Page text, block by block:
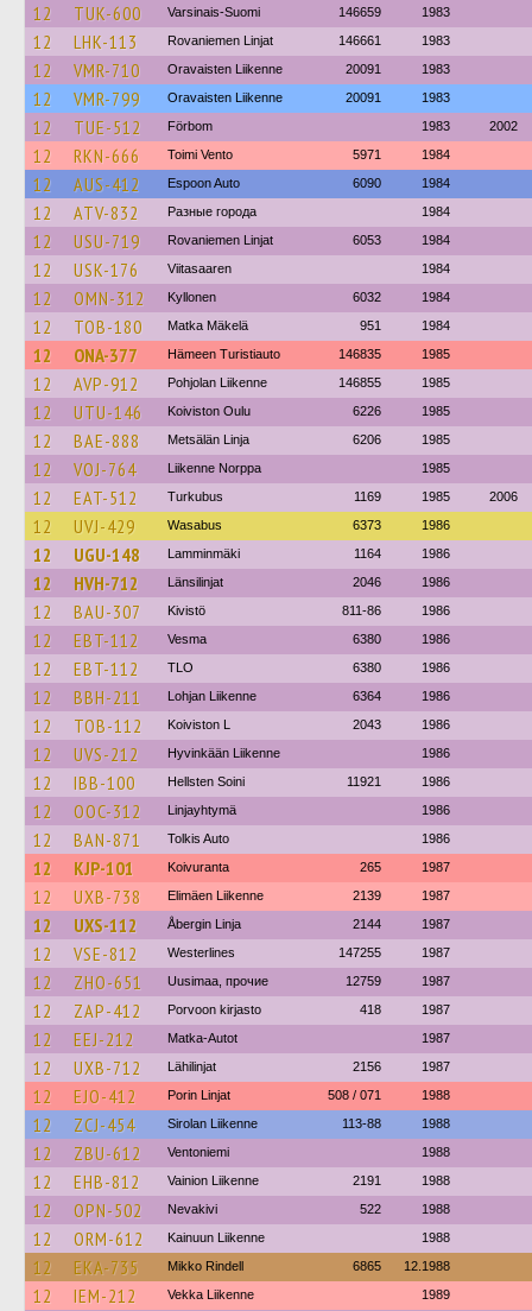
12 TUK-600 Varsinais-Suomi 146659 1983
12 LHK-113 Rovaniemen Linjat 146661 1983
12 VMR-710 Oravaisten Liikenne 20091 1983
12 VMR-799 Oravaisten Liikenne 20091 1983
12 TUE-512 Förbom 1983 2002
12 RKN-666 Toimi Vento 5971 1984
12 AUS-412 Espoon Auto 6090 1984
12 ATV-832 Разные города 1984
12 USU-719 Rovaniemen Linjat 6053 1984
12 USK-176 Viitasaaren 1984
12 OMN-312 Kyllonen 6032 1984
12 TOB-180 Matka Mäkelä 951 1984
12 ONA-377 Hämeen Turistiauto 146835 1985
12 AVP-912 Pohjolan Liikenne 146855 1985
12 UTU-146 Koiviston Oulu 6226 1985
12 BAE-888 Metsälän Linja 6206 1985
12 VOJ-764 Liikenne Norppa 1985
12 EAT-512 Turkubus 1169 1985 2006
12 UVJ-429 Wasabus 6373 1986
12 UGU-148 Lamminmäki 1164 1986
12 HVH-712 Länsilinjat 2046 1986
12 BAU-307 Kivistö 811-86 1986
12 EBT-112 Vesma 6380 1986
12 EBT-112 TLO 6380 1986
12 BBH-211 Lohjan Liikenne 6364 1986
12 TOB-112 Koiviston L 2043 1986
12 UVS-212 Hyvinkään Liikenne 1986
12 IBB-100 Hellsten Soini 11921 1986
12 OOC-312 Linjayhtymä 1986
12 BAN-871 Tolkis Auto 1986
12 KJP-101 Koivuranta 265 1987
12 UXB-738 Elimäen Liikenne 2139 1987
12 UXS-112 Åbergin Linja 2144 1987
12 VSE-812 Westerlines 147255 1987
12 ZHO-651 Uusimaa, прочие 12759 1987
12 ZAP-412 Porvoon kirjasto 418 1987
12 EEJ-212 Matka-Autot 1987
12 UXB-712 Lähilinjat 2156 1987
12 EJO-412 Porin Linjat 508 / 071 1988
12 ZCJ-454 Sirolan Liikenne 113-88 1988
12 ZBU-612 Ventoniemi 1988
12 EHB-812 Vainion Liikenne 2191 1988
12 OPN-502 Nevakivi 522 1988
12 ORM-612 Kainuun Liikenne 1988
12 EKA-735 Mikko Rindell 6865 12.1988
12 IEM-212 Vekka Liikenne 1989